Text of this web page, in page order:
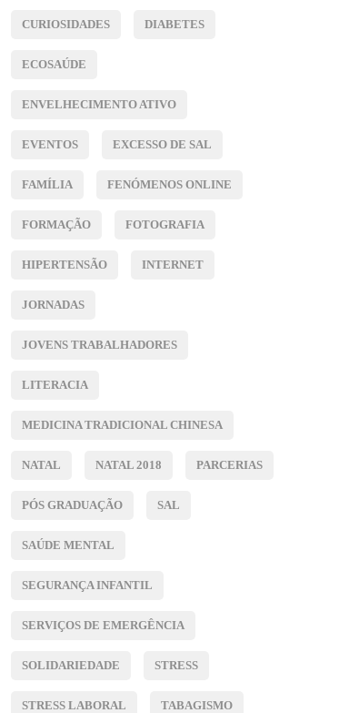
CURIOSIDADES DIABETES
ECOSAÚDE
ENVELHECIMENTO ATIVO
EVENTOS EXCESSO DE SAL
FAMÍLIA FENÓMENOS ONLINE
FORMAÇÃO FOTOGRAFIA
HIPERTENSÃO INTERNET
JORNADAS
JOVENS TRABALHADORES
LITERACIA
MEDICINA TRADICIONAL CHINESA
NATAL NATAL 2018 PARCERIAS
PÓS GRADUAÇÃO SAL
SAÚDE MENTAL
SEGURANÇA INFANTIL
SERVIÇOS DE EMERGÊNCIA
SOLIDARIEDADE STRESS
STRESS LABORAL TABAGISMO